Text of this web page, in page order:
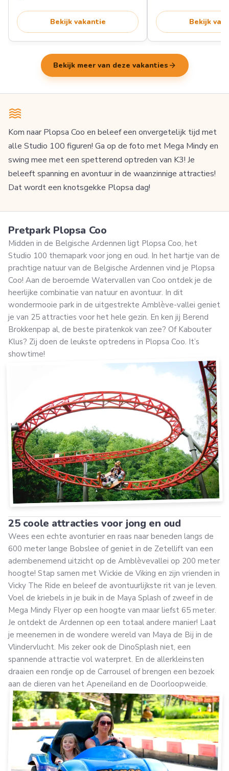
Bekijk vakantie Bekijk
Bekijk meer van deze vakanties arrow_forward
Kom naar Plopsa Coo en beleef een onvergetelijk tijd met
alle Studio 100 figuren! Ga op de foto met Mega Mindy en
swing mee met een spetterend optreden van K3! Je
beleeft spanning en avontuur in de waanzinnige attracties!
Dat wordt een knotsgekke Plopsa dag!
Pretpark Plopsa Coo
Midden in de Belgische Ardennen ligt Plopsa Coo, het
Studio 100 themapark voor jong en oud. In het hartje van de
prachtige natuur van de Belgische Ardennen vind je Plopsa
Coo! Aan de beroemde Watervallen van Coo ontdek je de
heerlijke combinatie van natuur en avontuur. In dit
wondermooie park in de uitgestrekte Amblève-vallei geniet
je van 25 attracties voor het hele gezin. En ken jij Berend
Brokkenpap al, de beste piratenkok van zee? Of Kabouter
Klus? Zij doen de leukste optredens in Plopsa Coo. It’s
showtime!
25 coole attracties voor jong en oud
Wees een echte avonturier en raas naar beneden langs de
600 meter lange Bobslee of geniet in de Zetellift van een
adembenemend uitzicht op de Amblèvevallei op 200 meter
hoogte! Stap samen met Wickie de Viking en zijn vrienden in
Vicky The Ride en beleef de avontuurlijkste rit van je leven.
Voel de kriebels in je buik in de Maya Splash of zweef in de
Mega Mindy Flyer op een hoogte van maar liefst 65 meter.
Je ontdekt de Ardennen op een totaal andere manier! Laat
je meenemen in de wondere wereld van Maya de Bij in de
Vlindervlucht. Mis zeker ook de DinoSplash niet, een
spannende attractie vol waterpret. En de allerkleinsten
draaien een rondje op de Carrousel of brengen een bezoek
aan de dieren van het Apeneiland en de Doorloopweide.